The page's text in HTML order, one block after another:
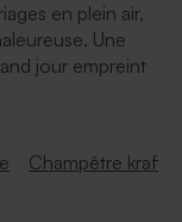
en plein air,
Une
jour empreint
Champêtre kraft